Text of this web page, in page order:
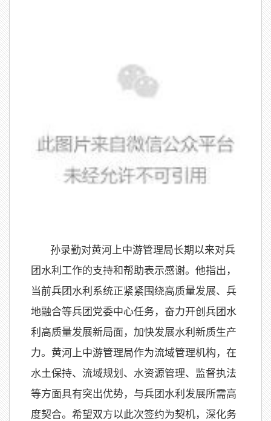
孙录勤对黄河上中游管理局长期以来对兵
团水利工作的支持和帮助表示感谢。他指出，
当前兵团水利系统正紧紧围绕高质量发展、兵
地融合等兵团党委中心任务，奋力开创兵团水
利高质量发展新局面，加快发展水利新质生产
力。黄河上中游管理局作为流域管理机构，在
水土保持、流域规划、水资源管理、监督执法
等方面具有突出优势，与兵团水利发展所需高
度契合。希望双方以此次签约为契机，深化务